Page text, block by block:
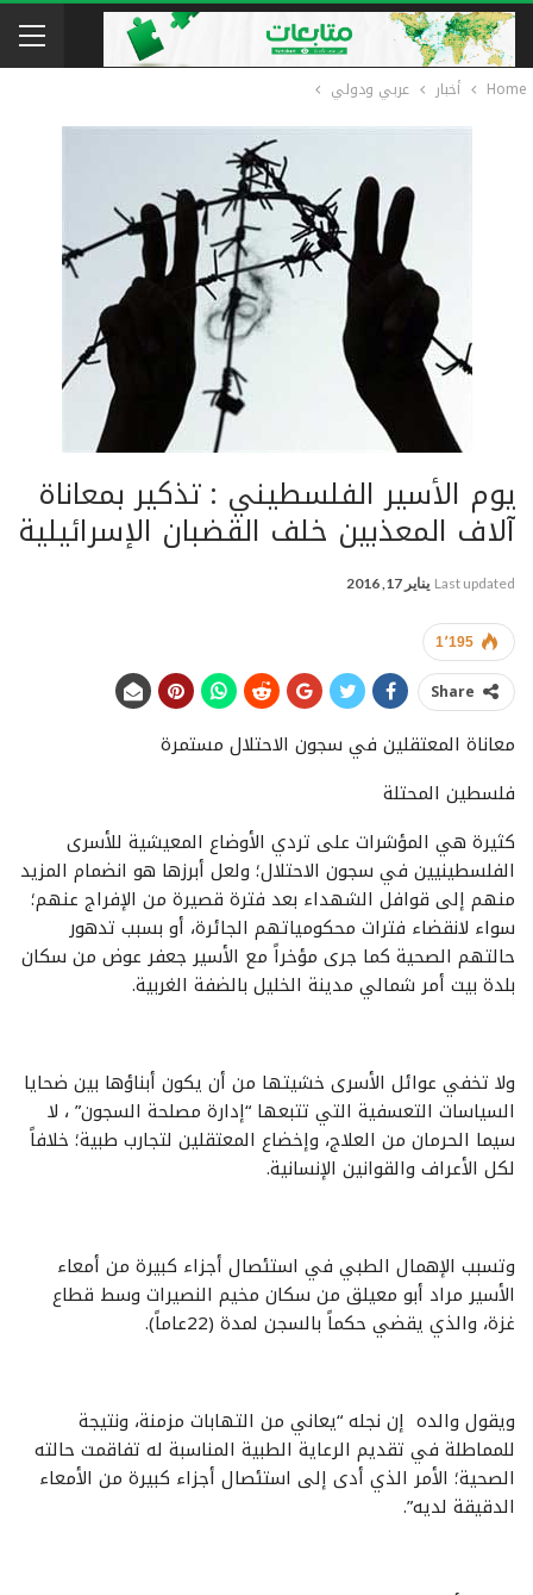
Home أخبار عربي ودولي
يوم الأسير الفلسطيني : تذكير بمعاناة
آلاف المعذبين خلف القضبان الإسرائيلية
Last updated يناير 17, 2016
1٬195
Share
معاناة المعتقلين في سجون الاحتلال مستمرة
فلسطين المحتلة
كثيرة هي المؤشرات على تردي الأوضاع المعيشية للأسرى
الفلسطينيين في سجون الاحتلال؛ ولعل أبرزها هو انضمام المزيد
منهم إلى قوافل الشهداء بعد فترة قصيرة من الإفراج عنهم؛
سواء لانقضاء فترات محكومياتهم الجائرة، أو بسبب تدهور
حالتهم الصحية كما جرى مؤخراً مع الأسير جعفر عوض من سكان
بلدة بيت أمر شمالي مدينة الخليل بالضفة الغربية.
ولا تخفي عوائل الأسرى خشيتها من أن يكون أبناؤها بين ضحايا
السياسات التعسفية التي تتبعها “إدارة مصلحة السجون” ، لا
سيما الحرمان من العلاج، وإخضاع المعتقلين لتجارب طبية؛ خلافاً
لكل الأعراف والقوانين الإنسانية.
وتسبب الإهمال الطبي في استئصال أجزاء كبيرة من أمعاء
الأسير مراد أبو معيلق من سكان مخيم النصيرات وسط قطاع
غزة، والذي يقضي حكماً بالسجن لمدة (22عاماً).
ويقول والده إن نجله “يعاني من التهابات مزمنة، ونتيجة
للمماطلة في تقديم الرعاية الطبية المناسبة له تفاقمت حالته
الصحية؛ الأمر الذي أدى إلى استئصال أجزاء كبيرة من الأمعاء
الدقيقة لديه”.